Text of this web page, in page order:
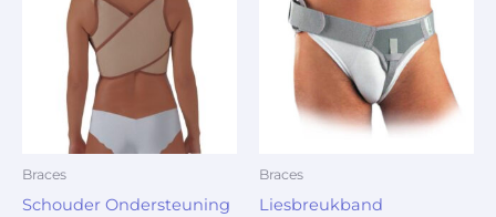
Braces
Schouder Ondersteuning
Braces
Liesbreukband